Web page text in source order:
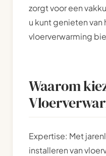
zorgt voor een
u kunt genieten
vloerverwarming
Waarom
Expertise: Met
installeren van